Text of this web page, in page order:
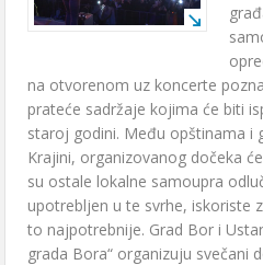
na otvorenom uz koncerte
prateće sadržaje kojima će biti
staroj godini. Među opštinama i
Krajini, organizovanog dočeka
su ostale lokalne samoupra
upotrebljen u te svrhe, iskoriste
to najpotrebnije. Grad Bor i
grada Bora“ organizuju svečani